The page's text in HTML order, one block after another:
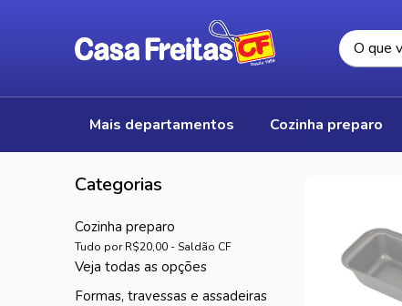
mais departamentos cozinha preparo
cozinha preparo
Tudo por R$20,00 - Saldão CF
veja todas as opções
formas, travessas e assadeiras